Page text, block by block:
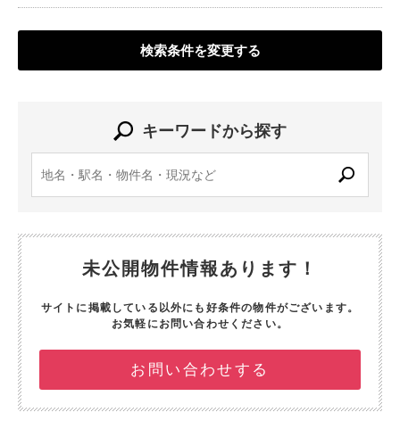
検索条件を変更する
キーワードから探す
未公開物件情報あります！
サイトに掲載している以外にも好条件の物件がございます。
お気軽にお問い合わせください。
お問い合わせする